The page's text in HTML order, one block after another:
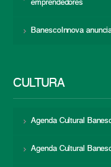
emprendedores
BanescoInnova
CULTURA
Agenda Cultural
Agenda Cultural